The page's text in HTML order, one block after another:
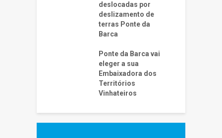
deslocadas por
deslizamento de
terras Ponte da
Barca
Ponte da Barca vai
eleger a sua
Embaixadora dos
Territórios
Vinhateiros